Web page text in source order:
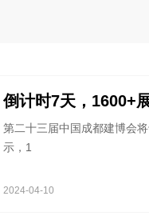
倒计时7天，1600+
第二十三届中国成都建博会
示，1
2024-04-10